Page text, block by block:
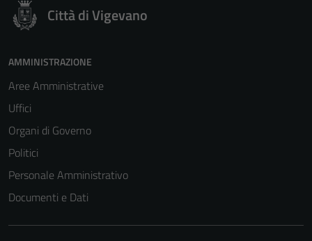
Città di Vigevano
AMMINISTRAZIONE
Aree Amministrative
Uffici
Organi di Governo
Politici
Personale Amministrativo
Documenti e Dati